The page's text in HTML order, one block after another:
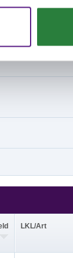
LKL/Art